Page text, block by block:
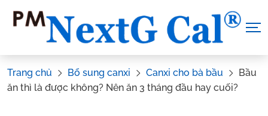
Trang chủ Bổ sung canxi Canxi cho bà bầu
Bầu
ăn thì là được không? Nên ăn 3 tháng đầu hay cuối?